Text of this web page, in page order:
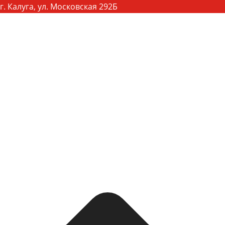
г. Калуга, ул. Московская 292Б